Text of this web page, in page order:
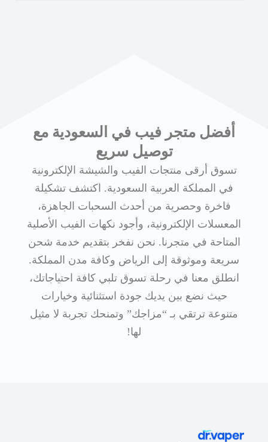
أفضل متجر فيب في السعودية مع
توصيل سريع
تسوق أرقى منتجات الفيب والشيشة الإلكترونية
في المملكة العربية السعودية. اكتشف تشكيلة
فاخرة وحصرية من أحدث السحبات الجاهزة،
المعسلات الإلكترونية، وأجود نكهات الفيب الأصلية
المتاحة في متجرنا. نحن نفخر بتقديم خدمة شحن
سريعة وموثوقة إلى الرياض وكافة مدن المملكة.
انطلق معنا في رحلة تسوق تلبي كافة احتياجاتك،
حيث نضع بين يديك جودة استثنائية وخيارات
متنوعة ترتقي بـ “مزاجك” وتمنحك تجربة لا مثيل
لها!